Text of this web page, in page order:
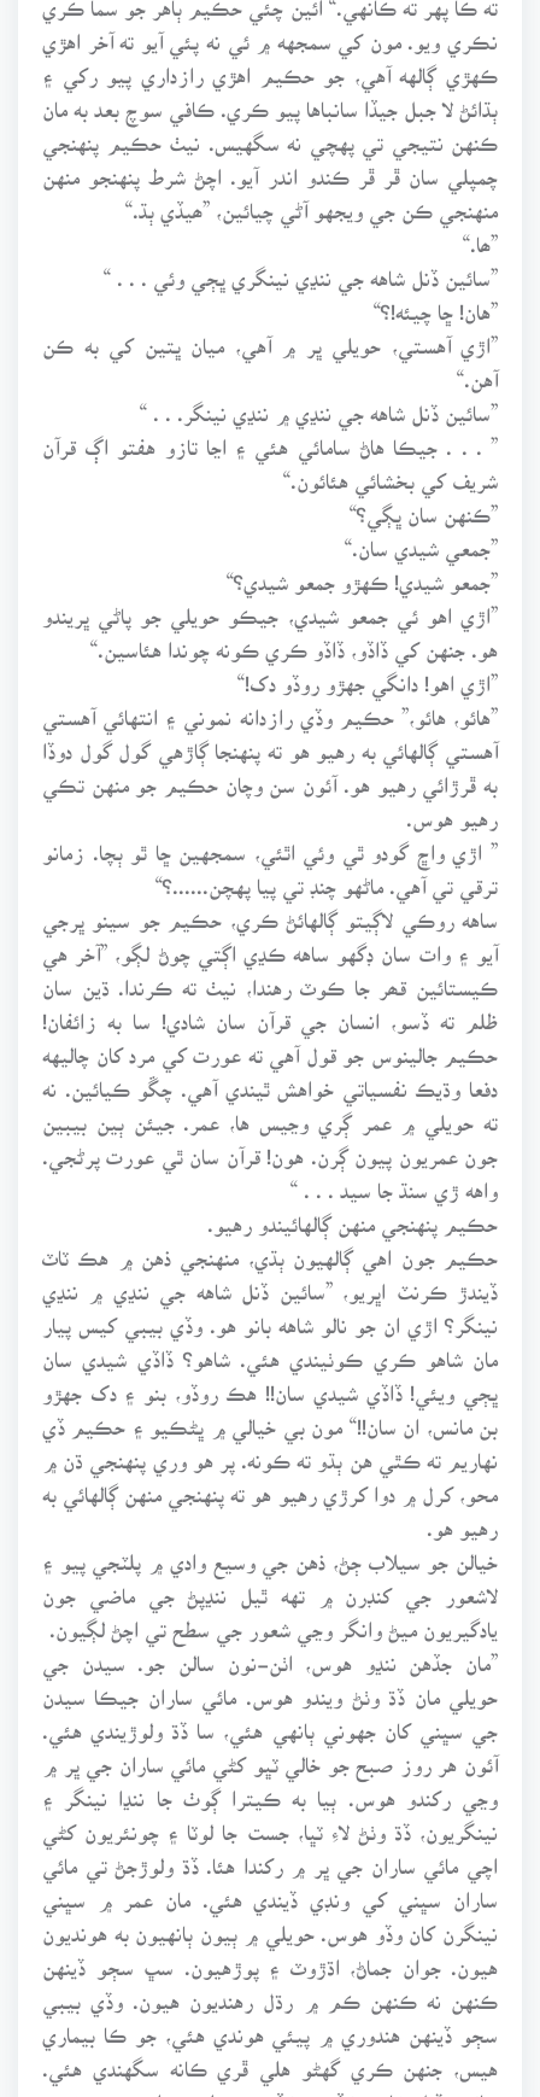
نڪري ويو. مون کي سمجهه ۾ ئي نه پئي آيو ته آخر اهڙي
ڪهڙي ڳالهه آهي، جو حڪيم اهڙي رازداري پيو رکي ۽
ٻڌائڻ لا جبل جيڏا سانباها پيو ڪري. ڪافي سوچ بعد به مان
ڪنهن نتيجي تي پهچي نه سگهيس. نيٺ حڪيم پنهنجي
چمپلي سان ڦر ڦر ڪندو اندر آيو. اچڻ شرط پنهنجو منهن
منهنجي ڪن جي ويجهو آڻي چيائين، ”ھيڏي ٻڌ.“
”ھا.“
”سائين ڏنل شاهه جي ننڍي نينگري ڀڄي وئي . . . “
”هان! ڇا چيئه!؟“
”اڙي آهستي، حويلي ڀر ۾ آهي، ميان ڀتين کي به ڪن
آهن.“
”سائين ڏنل شاهه جي ننڍي ۾ ننڍي نينگر. . . “
” . . . جيڪا هاڻ سامائي هئي ۽ اڃا تازو هفتو اڳ قرآن
شريف کي بخشائي هئائون.“
”ڪنهن سان ڀڳي؟“
”جمعي شيدي سان.“
”جمعو شيدي! ڪهڙو جمعو شيدي؟“
”اڙي اهو ئي جمعو شيدي، جيڪو حويلي جو پاڻي ڀريندو
هو. جنهن کي ڏاڏو، ڏاڏو ڪري ڪونه چوندا هئاسين.“
”اڙي اهو! دانگي جهڙو روڏو دک!“
”هائو، هائو،” حڪيم وڏي رازدانه نموني ۽ انتهائي آهستي
آهستي ڳالهائي به رهيو هو ته پنهنجا ڳاڙهي گول گول دوڏا
به ڦرڙائي رهيو هو. آئون سن وچان حڪيم جو منهن تڪي
” اڙي واڇ گودو ٿي وئي اٿئي، سمجهين ڇا ٿو ٻچا. زمانو
ترقي تي آهي. ماڻهو چنڊ تي پيا پهچن......؟“
ساهه روڪي لاڳيتو ڳالهائڻ ڪري، حڪيم جو سينو ڀرجي
آيو ۽ وات سان ڊگهو ساهه ڪڍي اڳتي چوڻ لڳو، ”آخر هي
ڪيستائين قھر جا ڪوٽ رهندا، نيٺ ته ڪرندا. ڌين سان
ظلم ته ڏسو، انسان جي قرآن سان شادي! سا به زائفان!
حڪيم جالينوس جو قول آهي ته عورت کي مرد کان چاليهه
دفعا وڌيڪ نفسياتي خواهش ٿيندي آهي. چڱو ڪيائين. نه
ته حويلي ۾ عمر ڳري وڃيس ها، عمر. جيئن ٻين بيبين
جون عمريون پيون ڳرن. هون! قرآن سان ٿي عورت پرڻجي.
واهه ڙي سنڌ جا سيد . . . “
حڪيم پنهنجي منهن ڳالهائيندو رهيو.
حڪيم جون اهي ڳالهيون ٻڌي، منهنجي ذهن ۾ هڪ ٽاٽ
ڏيندڙ ڪرنٽ اڀريو، ”سائين ڏنل شاهه جي ننڍي ۾ ننڍي
نينگر؟ اڙي ان جو نالو شاهه بانو هو. وڏي بيبي کيس پيار
مان شاهو ڪري ڪوٺيندي هئي. شاهو؟ ڏاڏي شيدي سان
ڀڄي ويئي! ڏاڏي شيدي سان!! هڪ روڏو، بنو ۽ دک جهڙو
بن مانس، ان سان!!“ مون بي خيالي ۾ ڀڻڪيو ۽ حڪيم ڏي
نهاريم ته ڪٿي هن ٻڌو ته ڪونه. پر هو وري پنهنجي ڌن ۾
محو، کرل ۾ دوا کرڙي رهيو هو ته پنهنجي منهن ڳالهائي به
خيالن جو سيلاب ڄڻ، ذهن جي وسيع وادي ۾ پلٽجي پيو ۽
لاشعور جي کنڊرن ۾ تهه ٿيل ننڍپڻ جي ماضي جون
يادگيريون ميڻ وانگر وڃي شعور جي سطح تي اچڻ لڳيون.
”مان جڏهن ننڍو هوس، اٺن-نون سالن جو. سيدن جي
حويلي مان ڏڌ وٺڻ ويندو هوس. مائي ساران جيڪا سيدن
جي سڀني کان جهوني ٻانهي هئي، سا ڏڌ ولوڙيندي هئي.
آئون هر روز صبح جو خالي ٽڀو کڻي مائي ساران جي ڀر ۾
وڃي رکندو هوس. ٻيا به ڪيترا ڳوٺ جا ننڍا نينگر ۽
نينگريون، ڏڌ وٺڻ لاءِ ٽڀا، جست جا لوٽا ۽ چونئريون کڻي
اچي مائي ساران جي ڀر ۾ رکندا هئا. ڏڌ ولوڙجڻ تي مائي
ساران سڀني کي ونڊي ڏيندي هئي. مان عمر ۾ سڀني
نينگرن کان وڏو هوس. حويلي ۾ ٻيون ٻانهيون به هونديون
هيون. جوان جماڻ، اڌڙوٽ ۽ پوڙهيون. سڀ سڄو ڏينهن
ڪنهن نه ڪنهن ڪم ۾ رڌل رهنديون هيون. وڏي بيبي
سڄو ڏينهن هندوري ۾ پيئي هوندي هئي، جو ڪا بيماري
هيس، جنهن ڪري گهڻو هلي ڦري ڪانه سگهندي هئي.
سائين ڏنل شاهه ڪڏهن ڪڏهن حويلي ۾ ايندو هو. نه ته